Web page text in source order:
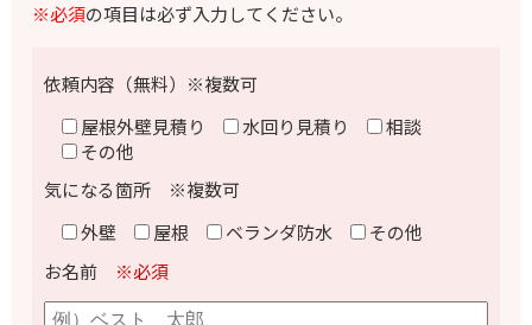
※必須の項目は必ず入力してください。
依頼内容（無料）※複数可
屋根外壁見積り
水回り見積り
相談
その他
気になる箇所 ※複数可
外壁
屋根 ベランダ防水
その他
お名前 ※必須